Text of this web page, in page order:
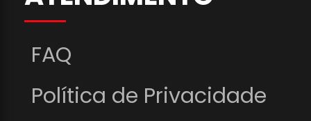
FAQ
Política de Privacidade